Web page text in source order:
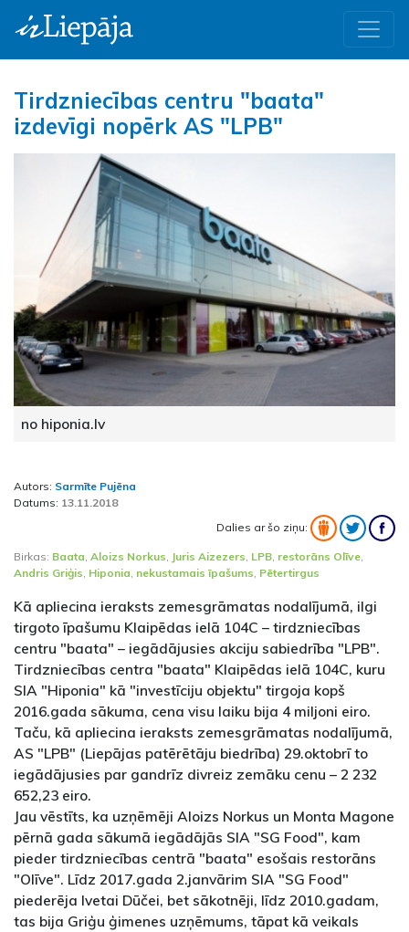
Tirdzniecības centru "baata"
izdevīgi nopērk AS "LPB"
no hiponia.lv
Autors: Sarmīte Pujēna
Datums: 13.11.2018
Dalies ar šo ziņu:
Birkas: Baata, Aloizs Norkus, Juris Aizezers, LPB, restorāns Olīve,
Andris Griģis, Hiponia, nekustamais īpašums, Pētertirgus
Kā apliecina ieraksts zemesgrāmatas nodalījumā, ilgi
tirgoto īpašumu Klaipēdas ielā 104C – tirdzniecības
centru "baata" – iegādājusies akciju sabiedrība "LPB".
Tirdzniecības centra "baata" Klaipēdas ielā 104C, kuru
SIA "Hiponia" kā "investīciju objektu" tirgoja kopš
2016.gada sākuma, cena visu laiku bija 4 miljoni eiro.
Taču, kā apliecina ieraksts zemesgrāmatas nodalījumā,
AS "LPB" (Liepājas patērētāju biedrība) 29.oktobrī to
iegādājusies par gandrīz divreiz zemāku cenu – 2 232
652,23 eiro.
Jau vēstīts, ka uzņēmēji Aloizs Norkus un Monta Magone
pērnā gada sākumā iegādājās SIA "SG Food", kam
pieder tirdzniecības centrā "baata" esošais restorāns
"Olīve". Līdz 2017.gada 2.janvārim SIA "SG Food"
piederēja Ivetai Dūčei, bet sākotnēji, līdz 2010.gadam,
tas bija Griģu ģimenes uzņēmums, tāpat kā veikals